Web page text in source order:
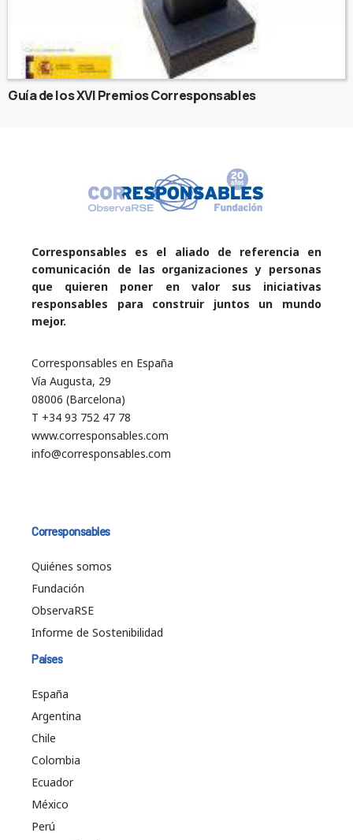
Guía de los XVI Premios Corresponsables
Corresponsables es el aliado de referencia en
comunicación de las organizaciones y personas
que quieren poner en valor sus iniciativas
responsables para construir juntos un mundo
mejor.
Corresponsables en España
Vía Augusta, 29
08006 (Barcelona)
T +34 93 752 47 78
www.corresponsables.com
info@corresponsables.com
Corresponsables
Quiénes somos
Fundación
ObservaRSE
Informe de Sostenibilidad
Países
España
Argentina
Chile
Colombia
Ecuador
México
Perú